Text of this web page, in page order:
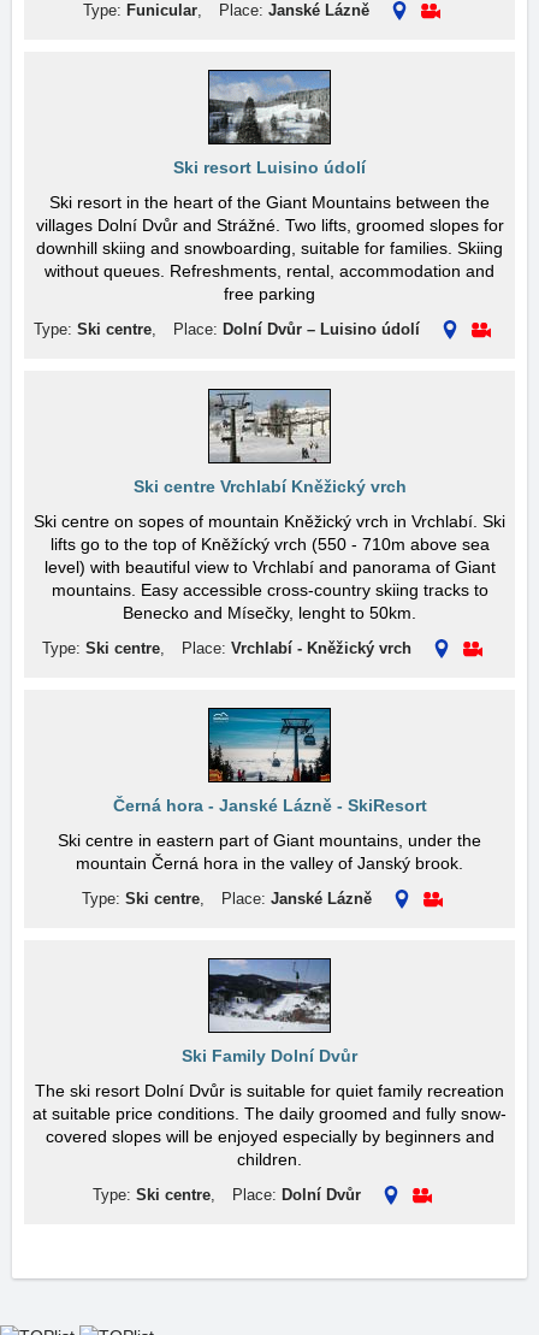
Type: Funicular, Place: Janské Lázně
Ski resort Luisino údolí
Ski resort in the heart of the Giant Mountains between the
villages Dolní Dvůr and Strážné. Two lifts, groomed slopes for
downhill skiing and snowboarding, suitable for families. Skiing
without queues. Refreshments, rental, accommodation and
free parking
Type: Ski centre, Place: Dolní Dvůr – Luisino údolí
Ski centre Vrchlabí Kněžický vrch
Ski centre on sopes of mountain Kněžický vrch in Vrchlabí. Ski
lifts go to the top of Kněžícký vrch (550 - 710m above sea
level) with beautiful view to Vrchlabí and panorama of Giant
mountains. Easy accessible cross-country skiing tracks to
Benecko and Mísečky, lenght to 50km.
Type: Ski centre, Place: Vrchlabí - Kněžický vrch
Černá hora - Janské Lázně - SkiResort
Ski centre in eastern part of Giant mountains, under the
mountain Černá hora in the valley of Janský brook.
Type: Ski centre, Place: Janské Lázně
Ski Family Dolní Dvůr
The ski resort Dolní Dvůr is suitable for quiet family recreation
at suitable price conditions. The daily groomed and fully snow-
covered slopes will be enjoyed especially by beginners and
children.
Type: Ski centre, Place: Dolní Dvůr